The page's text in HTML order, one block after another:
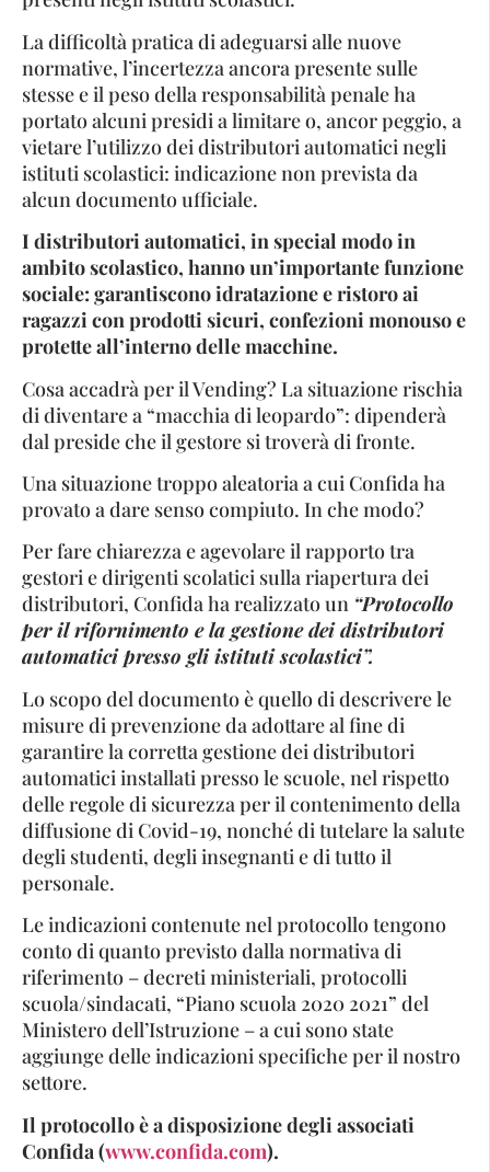
La difficoltà pratica di adeguarsi alle nuove
normative, l’incertezza ancora presente sulle
stesse e il peso della responsabilità penale ha
portato alcuni presidi a limitare o, ancor peggio, a
vietare l’utilizzo dei distributori automatici negli
istituti scolastici: indicazione non prevista da
alcun documento ufficiale.
I distributori automatici, in special modo in
ambito scolastico, hanno un’importante funzione
sociale: garantiscono idratazione e ristoro ai
ragazzi con prodotti sicuri, confezioni monouso e
protette all’interno delle macchine.
Cosa accadrà per il Vending? La situazione rischia
di diventare a “macchia di leopardo”: dipenderà
dal preside che il gestore si troverà di fronte.
Una situazione troppo aleatoria a cui Confida ha
provato a dare senso compiuto. In che modo?
Per fare chiarezza e agevolare il rapporto tra
gestori e dirigenti scolatici sulla riapertura dei
distributori, Confida ha realizzato un “Protocollo
per il rifornimento e la gestione dei distributori
automatici presso gli istituti scolastici”.
Lo scopo del documento è quello di descrivere le
misure di prevenzione da adottare al fine di
garantire la corretta gestione dei distributori
automatici installati presso le scuole, nel rispetto
delle regole di sicurezza per il contenimento della
diffusione di Covid-19, nonché di tutelare la salute
degli studenti, degli insegnanti e di tutto il
personale.
Le indicazioni contenute nel protocollo tengono
conto di quanto previsto dalla normativa di
riferimento – decreti ministeriali, protocolli
scuola/sindacati, “Piano scuola 2020 2021” del
Ministero dell’Istruzione – a cui sono state
aggiunge delle indicazioni specifiche per il nostro
settore.
Il protocollo è a disposizione degli associati
Confida (www.confida.com).